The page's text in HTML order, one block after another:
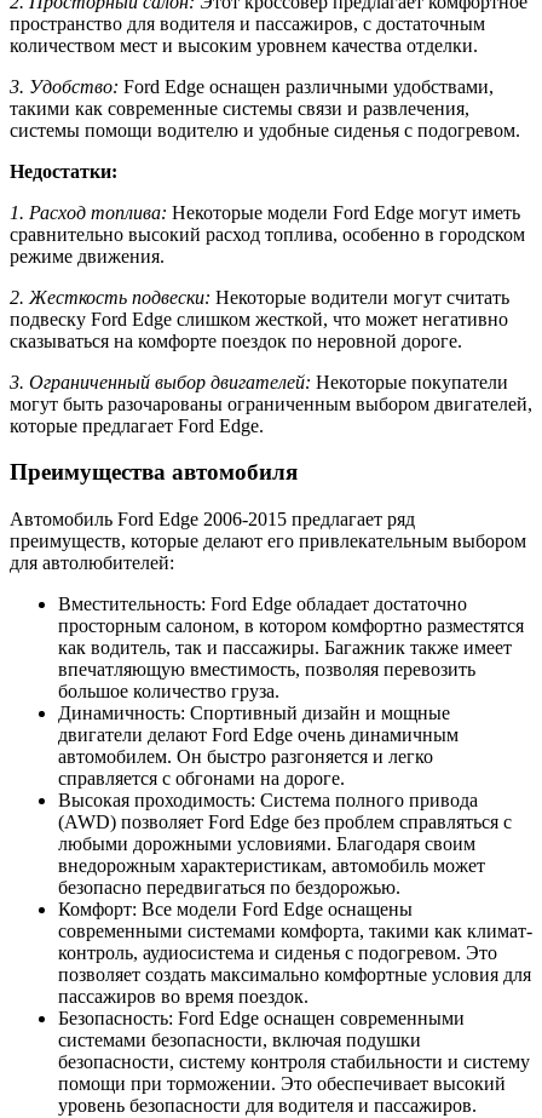
пространство для водителя и пассажиров, с достаточным
количеством мест и высоким уровнем качества отделки.
3. Удобство: Ford Edge оснащен различными удобствами,
такими как современные системы связи и развлечения,
системы помощи водителю и удобные сиденья с подогревом.
Недостатки:
1. Расход топлива: Некоторые модели Ford Edge могут иметь
сравнительно высокий расход топлива, особенно в городском
режиме движения.
2. Жесткость подвески: Некоторые водители могут считать
подвеску Ford Edge слишком жесткой, что может негативно
сказываться на комфорте поездок по неровной дороге.
3. Ограниченный выбор двигателей: Некоторые покупатели
могут быть разочарованы ограниченным выбором двигателей,
которые предлагает Ford Edge.
Преимущества автомобиля
Автомобиль Ford Edge 2006-2015 предлагает ряд
преимуществ, которые делают его привлекательным выбором
для автолюбителей:
Вместительность: Ford Edge обладает достаточно
просторным салоном, в котором комфортно разместятся
как водитель, так и пассажиры. Багажник также имеет
впечатляющую вместимость, позволяя перевозить
большое количество груза.
Динамичность: Спортивный дизайн и мощные
двигатели делают Ford Edge очень динамичным
автомобилем. Он быстро разгоняется и легко
справляется с обгонами на дороге.
Высокая проходимость: Система полного привода
(AWD) позволяет Ford Edge без проблем справляться с
любыми дорожными условиями. Благодаря своим
внедорожным характеристикам, автомобиль может
безопасно передвигаться по бездорожью.
Комфорт: Все модели Ford Edge оснащены
современными системами комфорта, такими как климат-
контроль, аудиосистема и сиденья с подогревом. Это
позволяет создать максимально комфортные условия для
пассажиров во время поездок.
Безопасность: Ford Edge оснащен современными
системами безопасности, включая подушки
безопасности, систему контроля стабильности и систему
помощи при торможении. Это обеспечивает высокий
уровень безопасности для водителя и пассажиров.